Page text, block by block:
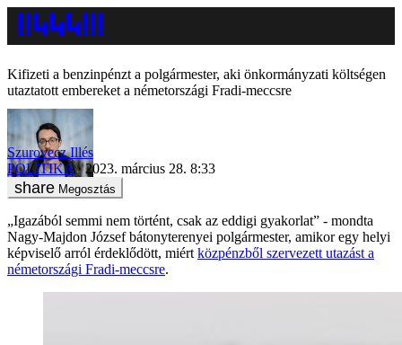
Kifizeti a benzinpénzt a polgármester, aki önkormányzati költségen
utaztatott embereket a németországi Fradi-meccsre
Szurovecz Illés
POLITIKA
2023. március 28. 8:33
Megosztás
„Igazából semmi nem történt, csak az eddigi gyakorlat” - mondta
Nagy-Majdon József bátonyterenyei polgármester, amikor egy helyi
képviselő arról érdeklődött, miért közpénzből szervezett utazást a
németországi Fradi-meccsre.